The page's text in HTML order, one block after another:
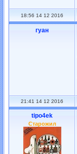
18:56 14 12 2016
гуан
21:41 14 12 2016
tipo4ek
Старожил